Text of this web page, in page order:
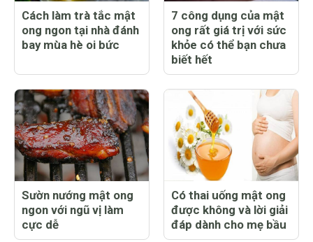
Cách làm trà tắc mật
ong ngon tại nhà đánh
bay mùa hè oi bức
7 công dụng của mật
ong rất giá trị với sức
khỏe có thể bạn chưa
biết hết
Sườn nướng mật ong
ngon với ngũ vị làm
cực dễ
Có thai uống mật ong
được không và lời giải
đáp dành cho mẹ bầu